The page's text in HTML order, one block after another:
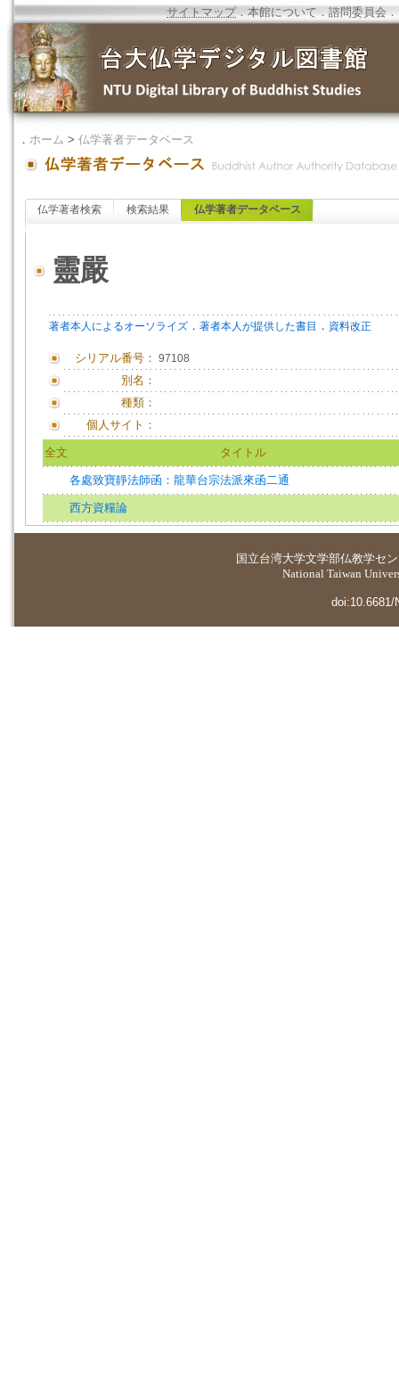
サイトマップ．本館について ．諮問委員会 ．
． ホーム > 仏学著者データベース
仏学著者検索 検索結果 仏学著者データベース
靈嚴
著者本人によるオーソライズ ． 著者本人が提供した書目 ． 資料改正
シリアル番号： 97108
別名：
種類：
個人サイト：
全文 タイトル
各處致寶靜法師函：龍華台宗法派來函二通
西方資糧論
国立台湾大学文学部仏教学セ
National Taiwan
doi:10.6681/